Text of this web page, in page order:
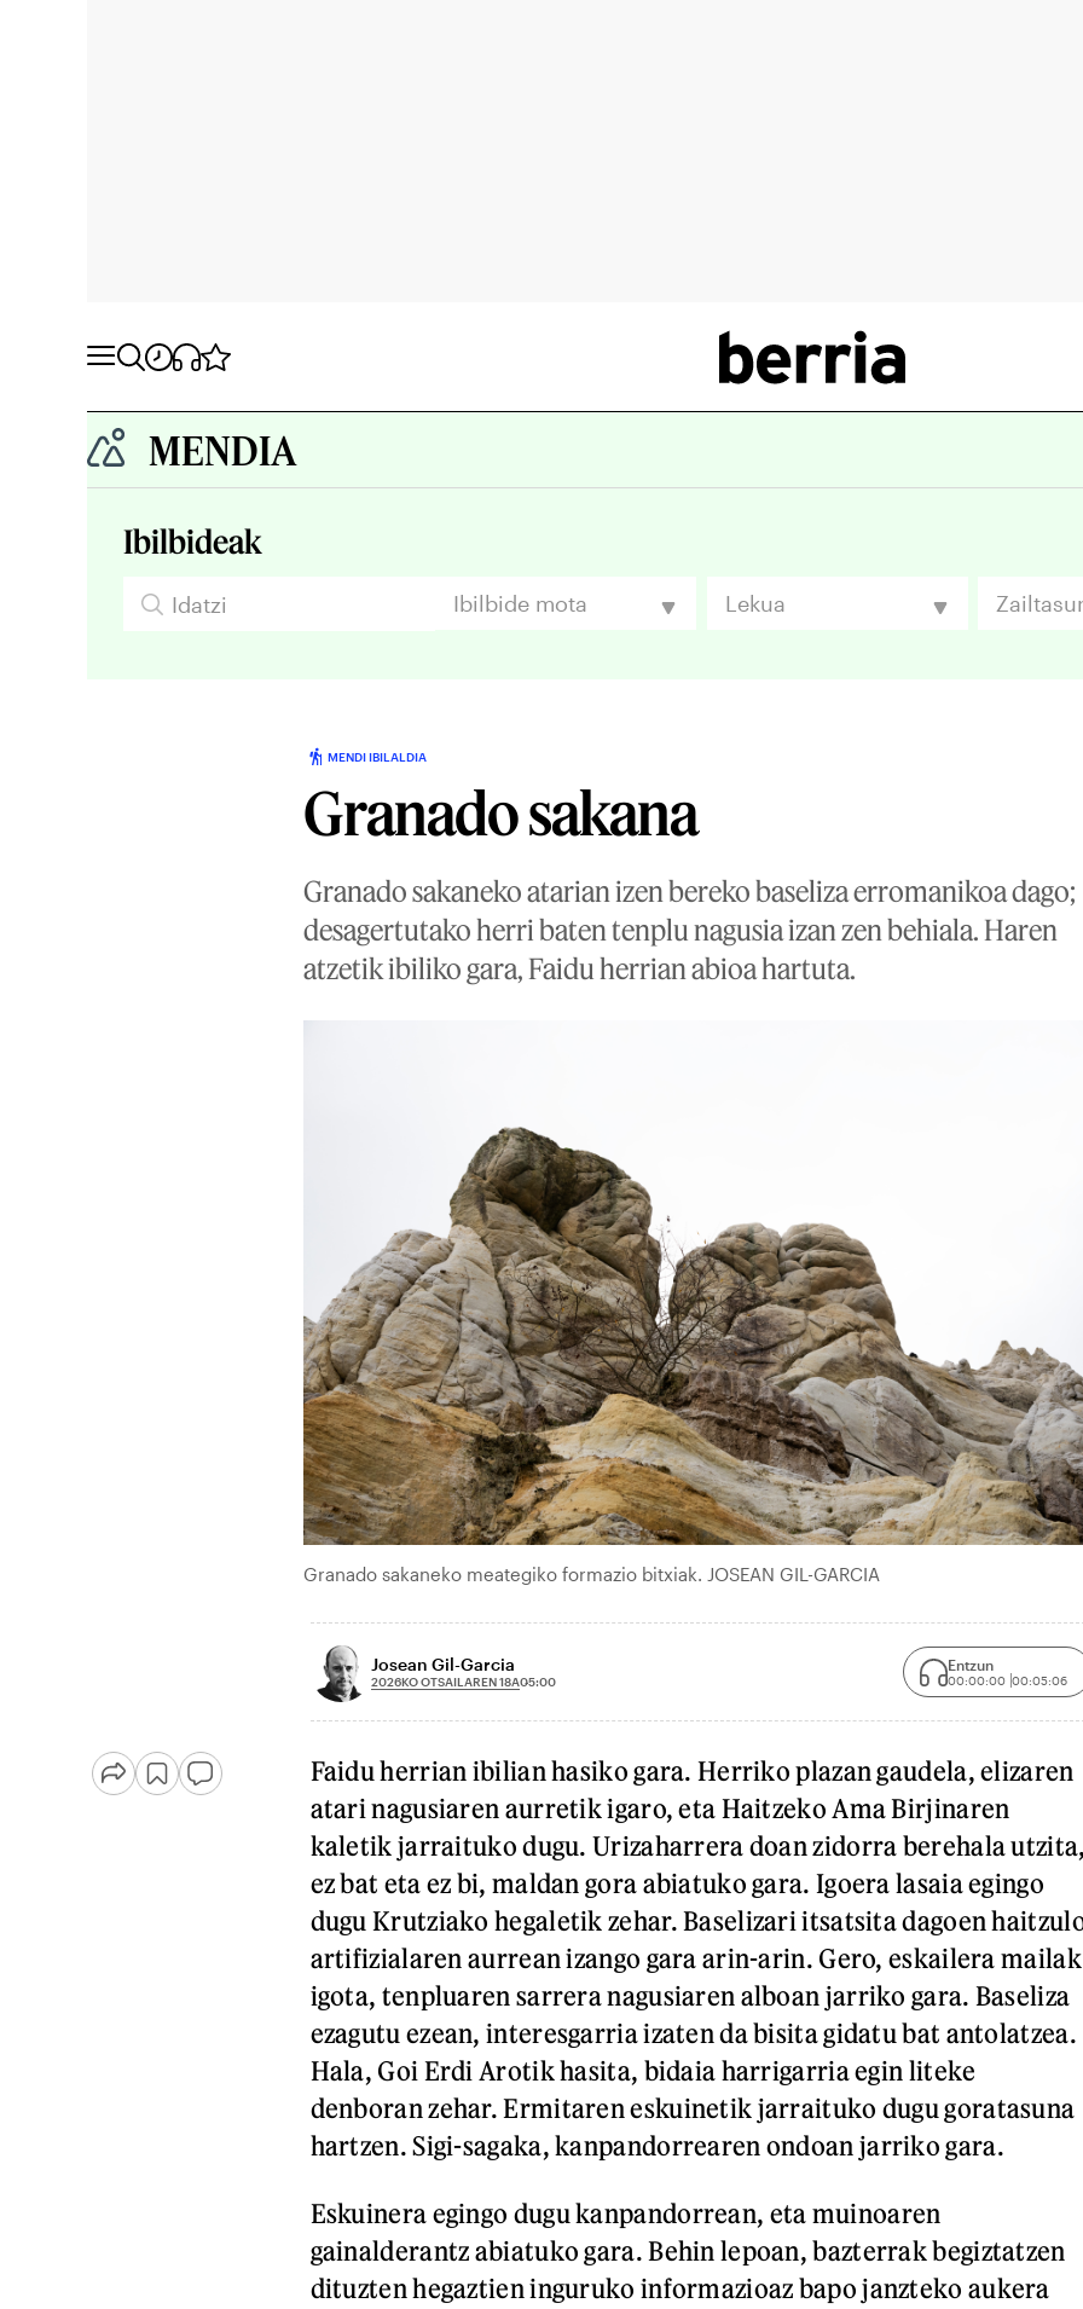
MENDIA
Ibilbideak
Ibilbide mota Lekua
MENDI IBILALDIA
Granado sakana
Granado sakaneko atarian izen bereko baseliza erromanikoa dago;
desagertutako herri baten tenplu nagusia izan zen behiala. Haren
atzetik ibiliko gara, Faidu herrian abioa hartuta.
Granado sakaneko meategiko formazio bitxiak. JOSEAN GIL-GARCIA
Josean Gil-Garcia
2026KO OTSAILAREN 18A05:00
Entzun
00:00:00 00:05:06
Faidu herrian ibilian hasiko gara. Herriko plazan gaudela, elizaren
atari nagusiaren aurretik igaro, eta Haitzeko Ama Birjinaren
kaletik jarraituko dugu. Urizaharrera doan zidorra berehala
ez bat eta ez bi, maldan gora abiatuko gara. Igoera lasaia egingo
dugu Krutziako hegaletik zehar. Baselizari itsatsita dagoen
artifizialaren aurrean izango gara arin-arin. Gero, eskailera mailak
igota, tenpluaren sarrera nagusiaren alboan jarriko gara. Baseliza
ezagutu ezean, interesgarria izaten da bisita gidatu bat antolatzea.
Hala, Goi Erdi Arotik hasita, bidaia harrigarria egin liteke
denboran zehar. Ermitaren eskuinetik jarraituko dugu goratasuna
hartzen. Sigi-sagaka, kanpandorrearen ondoan jarriko gara.
Eskuinera egingo dugu kanpandorrean, eta muinoaren
gainalderantz abiatuko gara. Behin lepoan, bazterrak begiztatzen
dituzten hegaztien inguruko informazioaz bapo janzteko aukera